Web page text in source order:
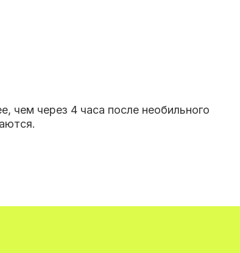
чем через 4 часа после необильного